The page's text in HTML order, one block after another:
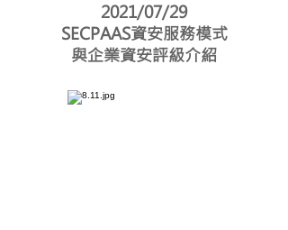
2021/07/29
SECPAAS資安服務模式
與企業資安評級介紹